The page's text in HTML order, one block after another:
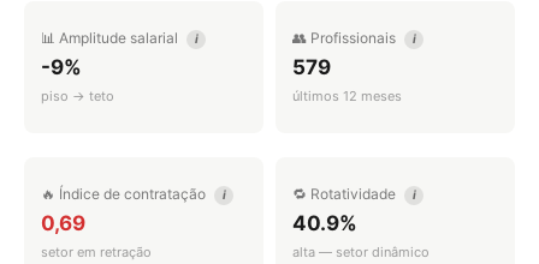
📊 Amplitude salarial i
-9%
piso → teto
👥 Profissionais i
579
últimos 12 meses
🔥 Índice de contratação i
0,69
setor em retração
🔁 Rotatividade i
40.9%
alta — setor dinâmico